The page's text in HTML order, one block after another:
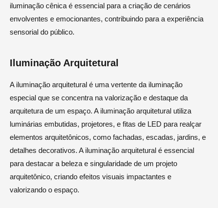
iluminação cênica é essencial para a criação de cenários
envolventes e emocionantes, contribuindo para a experiência
sensorial do público.
Iluminação Arquitetural
A iluminação arquitetural é uma vertente da iluminação
especial que se concentra na valorização e destaque da
arquitetura de um espaço. A iluminação arquitetural utiliza
luminárias embutidas, projetores, e fitas de LED para realçar
elementos arquitetônicos, como fachadas, escadas, jardins, e
detalhes decorativos. A iluminação arquitetural é essencial
para destacar a beleza e singularidade de um projeto
arquitetônico, criando efeitos visuais impactantes e
valorizando o espaço.